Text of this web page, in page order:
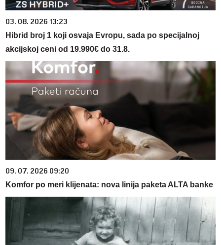
03. 08. 2026 13:23
Hibrid broj 1 koji osvaja Evropu, sada po specijalnoj
akcijskoj ceni od 19.990€ do 31.8.
09. 07. 2026 09:20
Komfor po meri klijenata: nova linija paketa ALTA banke